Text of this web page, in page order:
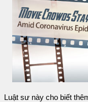
Luật sư này cho biết